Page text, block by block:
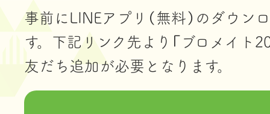
事前にLINEアプリ（無料）のダウン
す。 下記リンク先より「ブロメイト
友だち追加が必要となります。